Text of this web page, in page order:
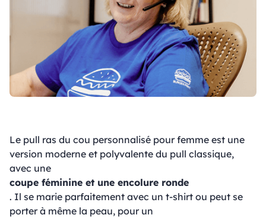
Le pull ras du cou personnalisé pour femme est une
version moderne et polyvalente du pull classique,
avec une
coupe féminine et une encolure ronde
. Il se marie parfaitement avec un t-shirt ou peut se
porter à même la peau, pour un